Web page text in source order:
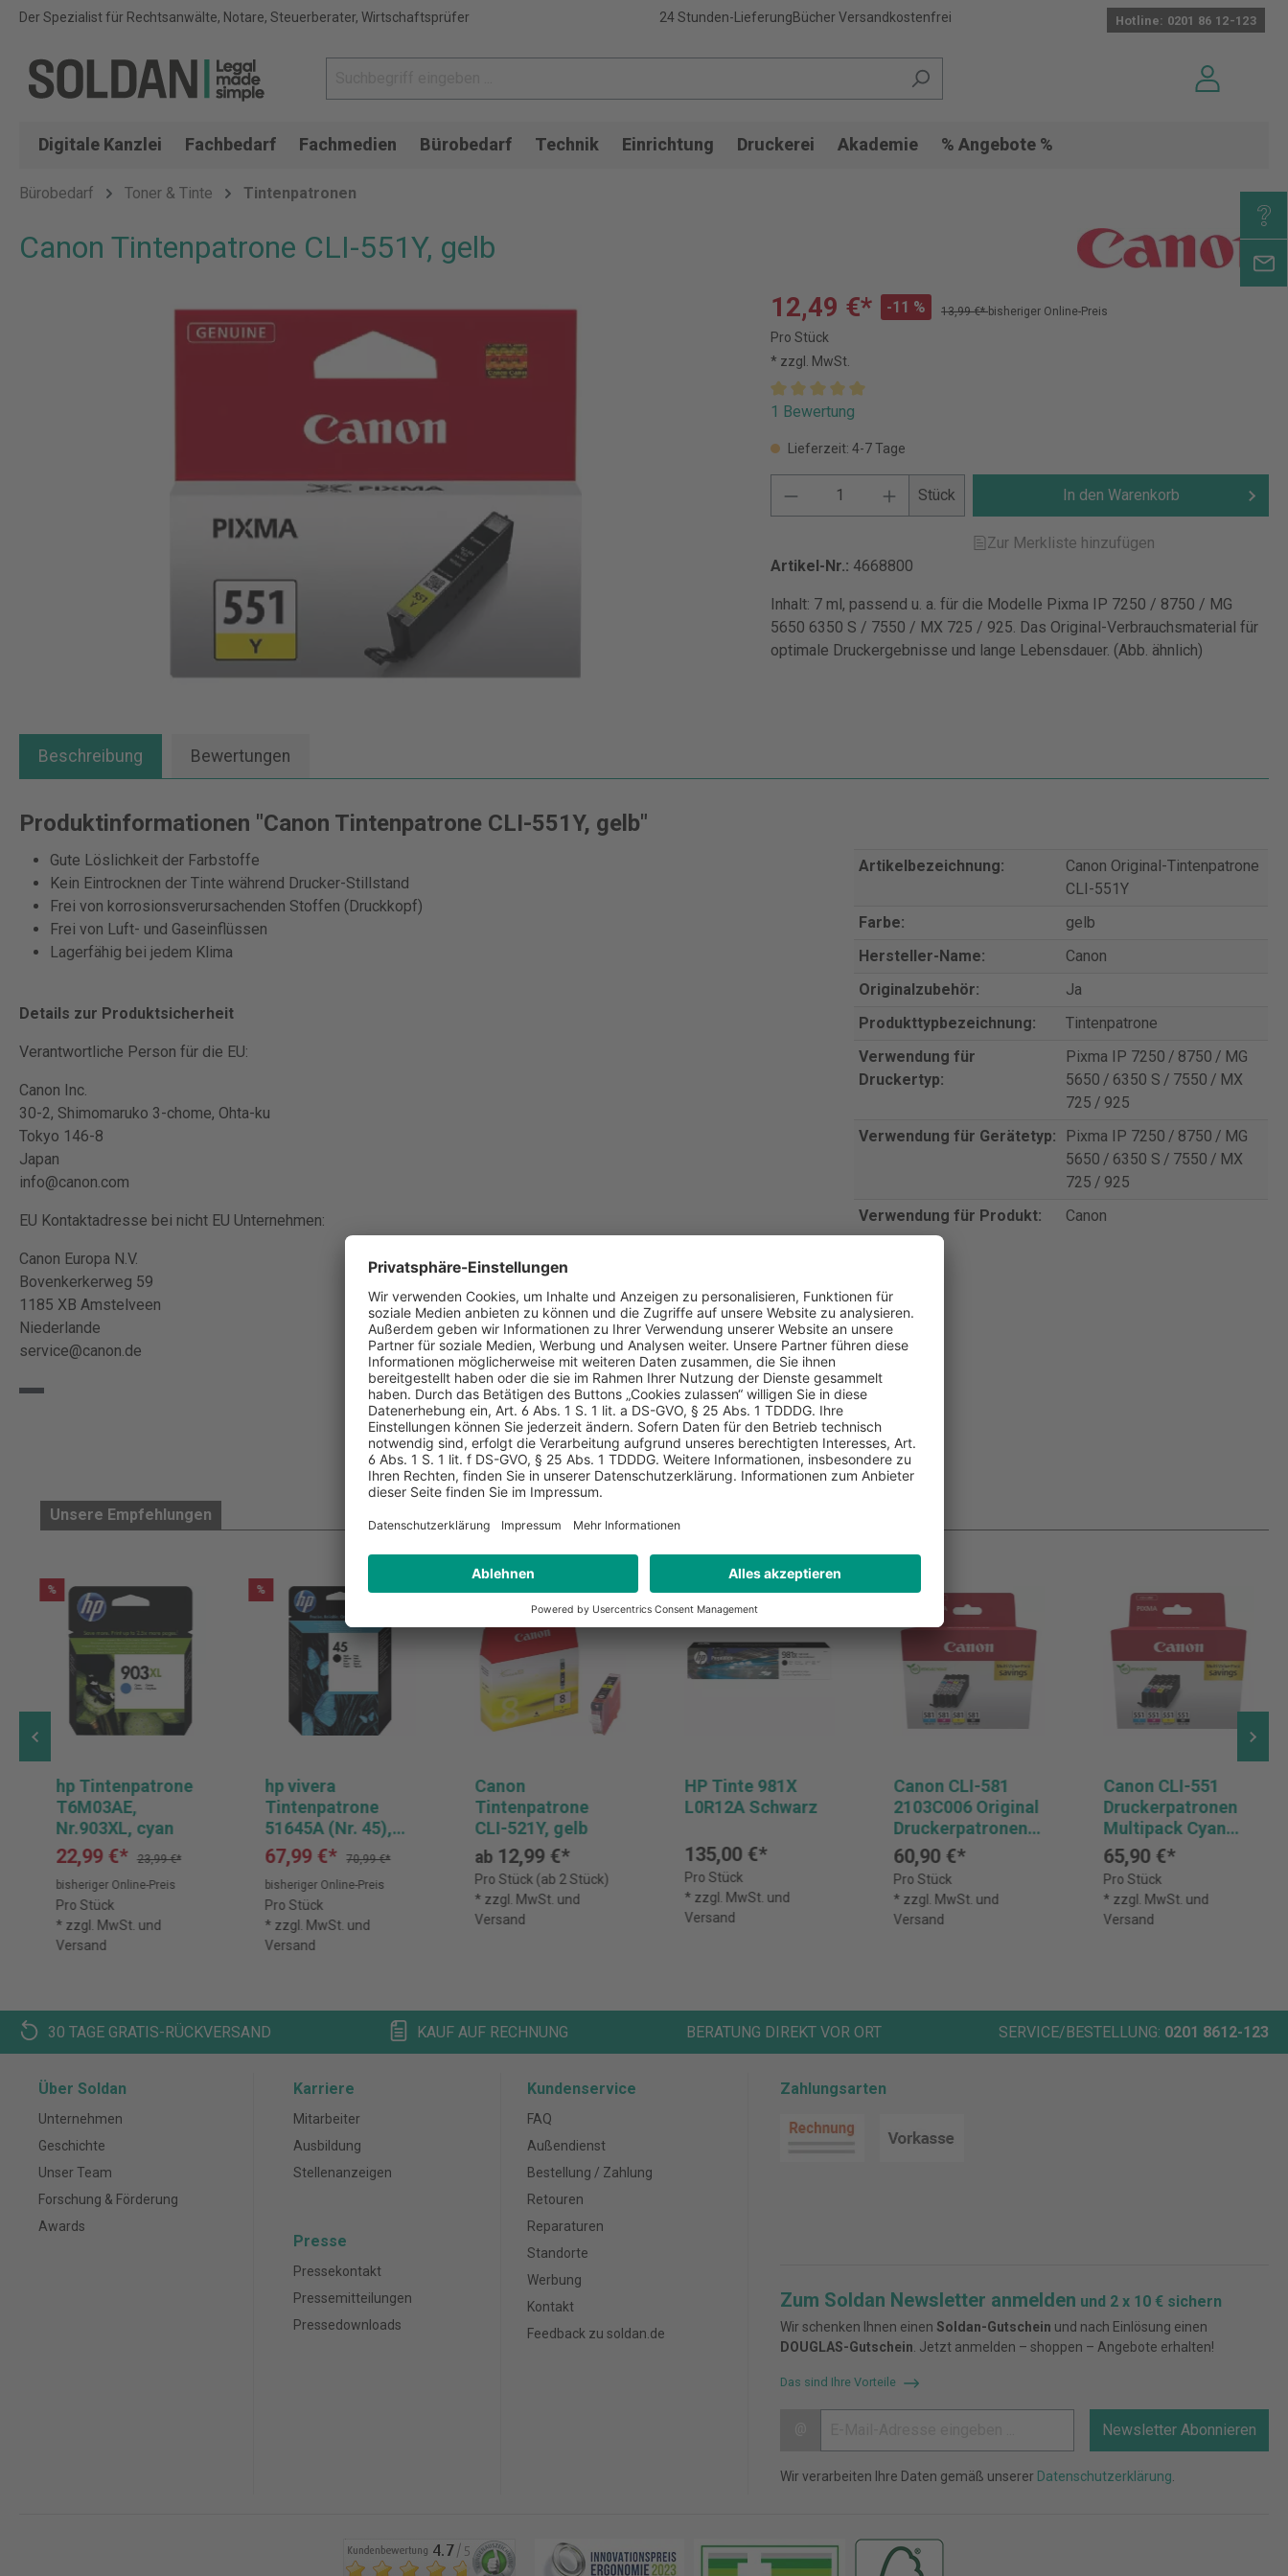
Der Spezialist für Rechtsanwälte, Notare, Steuerberater, Wirtschaftsprüfer 24 Stunden-LieferungBücher Versandkostenfrei Hotline: 0201 86 12-123
Digitale Kanzlei Fachbedarf Fachmedien Bürobedarf Technik Einrichtung Druckerei Akademie % Angebote %
Bürobedarf Toner & Tinte Tintenpatronen
Canon Tintenpatrone CLI-551Y, gelb
12,49 €* -11 % 13,99 €*bisheriger Online-Preis
Pro Stück
* zzgl. MwSt.
1 Bewertung
Lieferzeit: 4-7 Tage
Stück In den Warenkorb
Zur Merkliste hinzufügen
Artikel-Nr.: 4668800
Inhalt: 7 ml, passend u. a. für die Modelle Pixma IP 7250 / 8750 / MG
5650 6350 S / 7550 / MX 725 / 925. Das Original-Verbrauchsmaterial für
optimale Druckergebnisse und lange Lebensdauer. (Abb. ähnlich)
Beschreibung Bewertungen
Produktinformationen "Canon Tintenpatrone CLI-551Y, gelb"
Gute Löslichkeit der Farbstoffe
Kein Eintrocknen der Tinte während Drucker-Stillstand
Frei von korrosionsverursachenden Stoffen (Druckkopf)
Frei von Luft- und Gaseinflüssen
Lagerfähig bei jedem Klima
Details zur Produktsicherheit
Verantwortliche Person für die EU:
Canon Inc.
30-2, Shimomaruko 3-chome, Ohta-ku
Tokyo 146-8
Japan
info@canon.com
EU Kontaktadresse bei nicht EU Unternehmen:
Canon Europa N.V.
Bovenkerkerweg 59
1185 XB Amstelveen
Niederlande
service@canon.de
Artikelbezeichnung:
Canon Original-Tintenpatrone
CLI-551Y
Farbe:
gelb
Hersteller-Name:
Canon
Originalzubehör:
Ja
Produkttypbezeichnung:
Tintenpatrone
Verwendung für
Druckertyp:
Pixma IP 7250 / 8750 / MG
5650 / 6350 S / 7550 / MX
725 / 925
Verwendung für Gerätetyp:
Pixma IP 7250 / 8750 / MG
5650 / 6350 S / 7550 / MX
725 / 925
Verwendung für Produkt:
Canon
Unsere Empfehlungen
%
hp Tintenpatrone
T6M03AE,
Nr.903XL, cyan
22,99 €*
23,99 €*
bisheriger Online-Preis
Pro Stück
* zzgl. MwSt. und
Versand
%
hp vivera
Tintenpatrone
51645A (Nr. 45),
schwarz
67,99 €*
70,99 €*
bisheriger Online-Preis
Pro Stück
* zzgl. MwSt. und
Versand
Canon
Tintenpatrone
CLI-521Y, gelb
ab 12,99 €*
Pro Stück (ab 2 Stück)
* zzgl. MwSt. und
Versand
HP Tinte 981X
L0R12A Schwarz
135,00 €*
Pro Stück
* zzgl. MwSt. und
Versand
Canon CLI-581
2103C006 Original
Druckerpatronen
Multipack
60,90 €*
Pro Stück
* zzgl. MwSt. und
Versand
Canon CLI-551
Druckerpatronen
Multipack Cyan
Magenta Gelb
Schwarz
6509B016
65,90 €*
Pro Stück
* zzgl. MwSt. und
Versand
30 TAGE GRATIS-RÜCKVERSAND KAUF AUF RECHNUNG BERATUNG DIREKT VOR ORT SERVICE/BESTELLUNG: 0201 8612-123
Über Soldan
Unternehmen
Geschichte
Unser Team
Forschung & Förderung
Awards
Karriere
Mitarbeiter
Ausbildung
Stellenanzeigen
Presse
Pressekontakt
Pressemitteilungen
Pressedownloads
Kundenservice
FAQ
Außendienst
Bestellung / Zahlung
Retouren
Reparaturen
Standorte
Werbung
Kontakt
Feedback zu soldan.de
Zahlungsarten
Zum Soldan Newsletter anmelden und 2 x 10 € sichern
Wir schenken Ihnen einen Soldan-Gutschein und nach Einlösung einen
DOUGLAS-Gutschein . Jetzt anmelden – shoppen – Angebote erhalten!
Das sind Ihre Vorteile
Newsletter Abonnieren
Wir verarbeiten Ihre Daten gemäß unserer Datenschutzerklärung